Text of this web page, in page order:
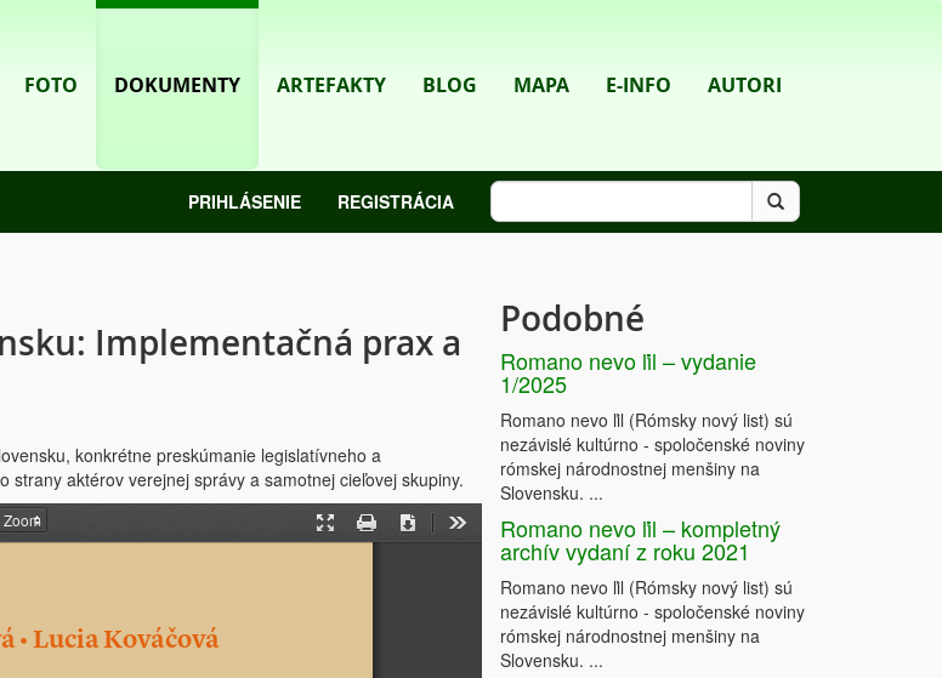
FOTO DOKUMENTY ARTEFAKTY BLOG MAPA E-INFO AUTORI
PRIHLÁSENIE REGISTRÁCIA
Implementačná prax a
konkrétne preskúmanie legislatívneho a
aktérov verejnej správy a samotnej cieľovej skupiny.
Presentation
Print Download
Tools
• Lucia Kováčová
Podobné
Romano nevo ľil – vydanie
1/2025
Romano nevo ľil (Rómsky nový list) sú
nezávislé kultúrno - spoločenské noviny
rómskej národnostnej menšiny na
Slovensku. ...
Romano nevo ľil – kompletný
archív vydaní z roku 2021
Romano nevo ľil (Rómsky nový list) sú
nezávislé kultúrno - spoločenské noviny
rómskej národnostnej menšiny na
Slovensku. ...